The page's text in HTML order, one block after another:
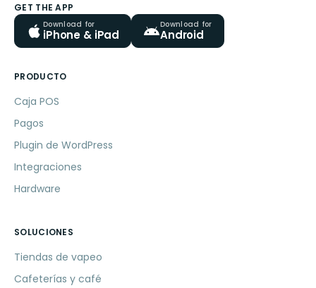
GET THE APP
Download for
iPhone & iPad
Download for
Android
PRODUCTO
Caja POS
Pagos
Plugin de WordPress
Integraciones
Hardware
SOLUCIONES
Tiendas de vapeo
Cafeterías y café